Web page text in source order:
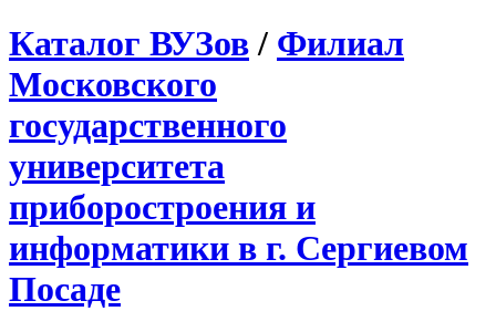
Каталог ВУЗов / Филиал
Московского
государственного
университета
приборостроения и
информатики в г. Сергиевом
Посаде